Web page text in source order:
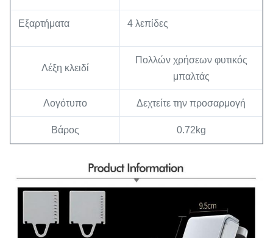
Εξαρτήματα 4 λεπίδες
Λέξη κλειδί
Πολλών χρήσεων φυτικός
μπαλτάς
Λογότυπο Δεχτείτε την προσαρμογή
Βάρος 0.72kg